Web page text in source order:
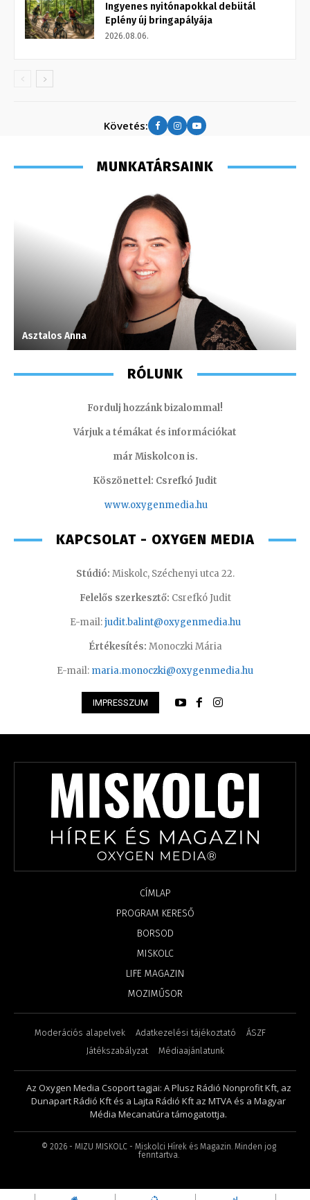
Ingyenes nyitónapokkal debütál
Eplény új bringapályája
2026.08.06.
Követés:
MUNKATÁRSAINK
Asztalos Anna
RÓLUNK
Fordulj hozzánk bizalommal!
Várjuk a témákat és információkat
már Miskolcon is.
Köszönettel: Csrefkó Judit
www.oxygenmedia.hu
KAPCSOLAT - OXYGEN MEDIA
Stúdió: Miskolc, Széchenyi utca 22.
Felelős szerkesztő: Csrefkó Judit
E-mail:judit.balint@oxygenmedia.hu
Értékesítés: Monoczki Mária
E-mail: maria.monoczki@oxygenmedia.hu
IMPRESSZUM
CÍMLAP
PROGRAM KERESŐ
BORSOD
MISKOLC
LIFE MAGAZIN
MOZIMŰSOR
Moderációs alapelvek Adatkezelési tájékoztató
ÁSZF
Játékszabályzat
Médiaajánlatunk
Az Oxygen Media Csoport tagjai: A Plusz Rádió Nonprofit Kft, az
Dunapart Rádió Kft és a Lajta Rádió Kft az MTVA és a Magyar
Média Mecanatúra támogatottja.
© 2026- MIZU MISKOLC - Miskolci Hírek és Magazin. Minden jog
fenntartva.